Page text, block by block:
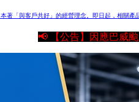
本著「與客戶共好」的經營理念。即日起，相關產
📢 【公告】因應巴威